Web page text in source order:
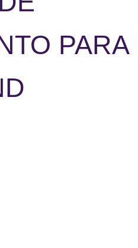
PARA